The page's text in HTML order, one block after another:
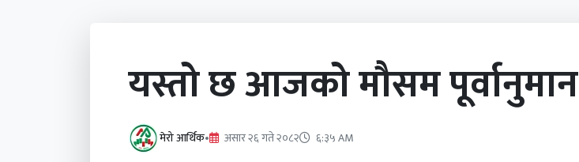
यस्तो छ आजको मौसम पूर्वानुमान
मेरो आर्थिक• असार २६ गते २०८२ ६:३५ AM